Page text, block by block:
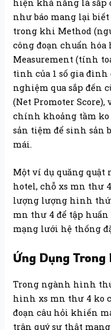
hiện khả năng là sắp
như báo mang lại
trong khi Method
công đoạn chuẩn
Measurement (tính
tình của 1 số gia
nghiệm qua sắp đến
(Net Promoter
chính khoảng tầm
sản tiệm để sinh sản
mái.
Một ví dụ quăng quật
hotel, chỗ xs mn thư
lượng lượng hình
mn thư 4 để tập
mạng lưới hệ thống
Ứng Dụng Trong
Trong ngành hình
hình xs mn thư 4 ko
đoạn câu hỏi khiến
trân quý sự thật